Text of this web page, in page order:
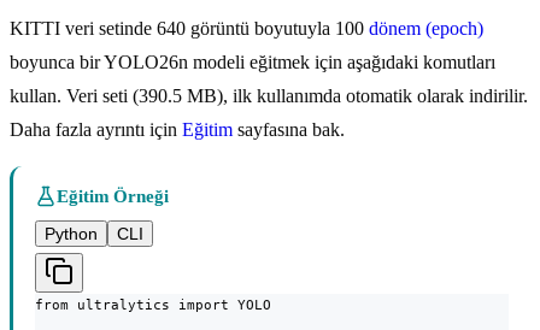
KITTI veri setinde 640 görüntü boyutuyla 100 dönem (epoch)
boyunca bir YOLO26n modeli eğitmek için aşağıdaki komutları
kullan. Veri seti (390.5 MB), ilk kullanımda otomatik olarak indirilir.
Daha fazla ayrıntı için Eğitim sayfasına bak.
Eğitim Örneği
Python
CLI
from ultralytics import YOLO